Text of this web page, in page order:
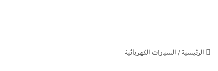
الرئيسية/السيارات الكهربائية